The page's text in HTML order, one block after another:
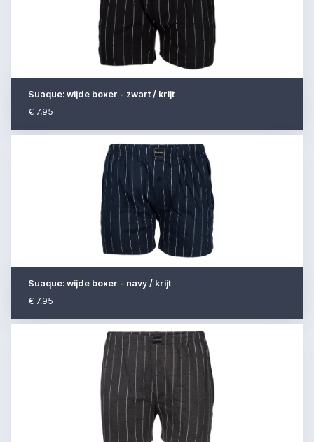
Suaque: wijde boxer - zwart / krijt
€ 7,95
Suaque: wijde boxer - navy / krijt
€ 7,95